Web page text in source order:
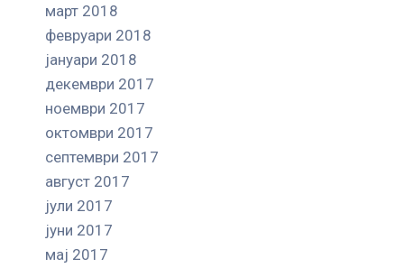
март 2018
февруари 2018
јануари 2018
декември 2017
ноември 2017
октомври 2017
септември 2017
август 2017
јули 2017
јуни 2017
мај 2017